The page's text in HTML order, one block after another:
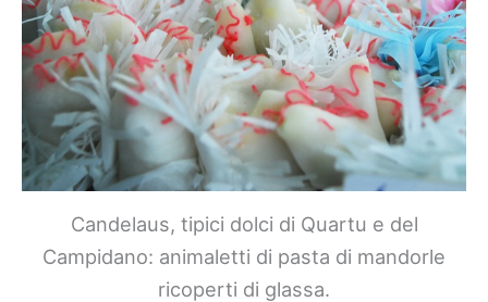
Candelaus, tipici dolci di Quartu e del
Campidano: animaletti di pasta di mandorle
ricoperti di glassa.